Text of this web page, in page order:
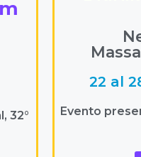
32°
22 al
Evento